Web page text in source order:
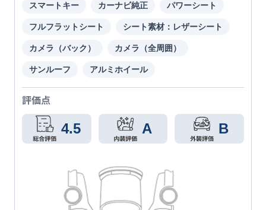
スマートキー カーナビ純正 パワーシート
フルフラットシート シート素材：レザーシート
カメラ（バック） カメラ（全周囲）
サンルーフ アルミホイール
評価点
4.5 A B